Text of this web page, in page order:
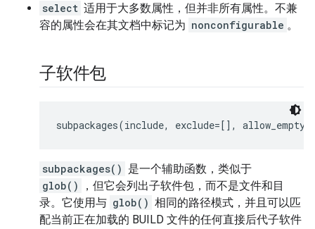
select 适用于大多数属性，但并非所有属性。不兼
容的属性会在其文档中标记为 nonconfigurable 。
子软件包
subpackages(include, exclude=[],
subpackages() 是一个辅助函数，类似于
glob()
，但它会列出子软件包，而不是文件和目
录。它使用与 glob() 相同的路径模式，并且可以匹
配当前正在加载的 BUILD 文件的任何直接后代子软件